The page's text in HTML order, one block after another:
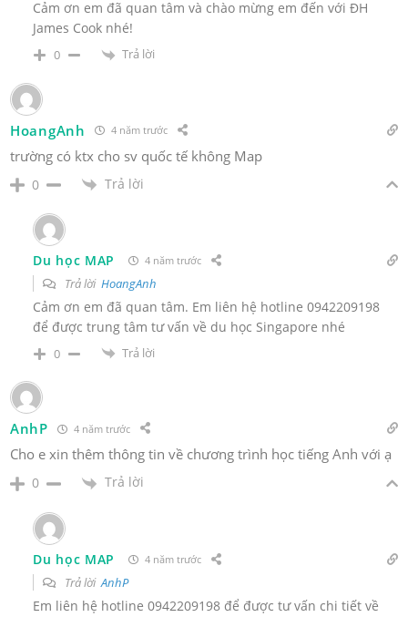
Cảm ơn em đã quan tâm và chào mừng em đến với ĐH
James Cook nhé!
0 Trả lời
HoangAnh 4 năm trước
trường có ktx cho sv quốc tế không Map
0 Trả lời
Du học MAP 4 năm trước
Trả lời HoangAnh
Cảm ơn em đã quan tâm. Em liên hệ hotline 0942209198
để được trung tâm tư vấn về du học Singapore nhé
0 Trả lời
AnhP 4 năm trước
Cho e xin thêm thông tin về chương trình học tiếng Anh với ạ
0 Trả lời
Du học MAP 4 năm trước
Trả lời AnhP
Em liên hệ hotline 0942209198 để được tư vấn chi tiết về